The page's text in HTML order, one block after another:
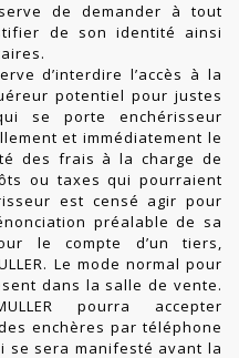
de demander à tout
de son identité ainsi
d’interdire l’accès à la
potentiel pour justes
se porte enchérisseur
et immédiatement le
des frais à la charge de
ou taxes qui pourraient
est censé agir pour
préalable de sa
le compte d’un tiers,
Le mode normal pour
dans la salle de vente.
pourra accepter
enchères par téléphone
se sera manifesté avant la